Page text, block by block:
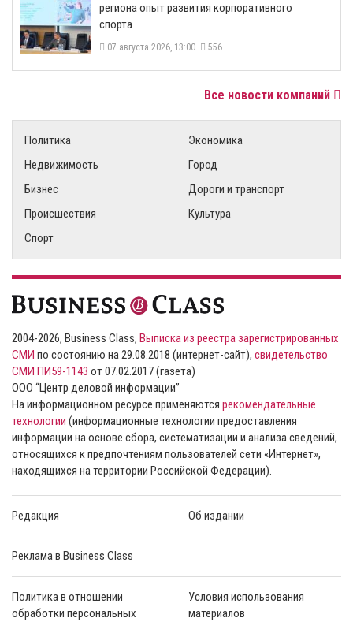
региона опыт развития корпоративного
спорта
07 августа 2026, 13:00 556
Все новости компаний
Политика
Экономика
Недвижимость
Город
Бизнес
Дороги и транспорт
Происшествия
Культура
Спорт
2004-2026, Business Class, Выписка из реестра зарегистрированных
СМИ по состоянию на 29.08.2018 (интернет-сайт), свидетельство
СМИ ПИ59-1143 от 07.02.2017 (газета)
ООО “Центр деловой информации”
На информационном ресурсе применяются рекомендательные
технологии (информационные технологии предоставления
информации на основе сбора, систематизации и анализа сведений,
относящихся к предпочтениям пользователей сети «Интернет»,
находящихся на территории Российской Федерации).
Редакция Об издании
Реклама в Business Class
Политика в отношении
обработки персональных
Условия использования
материалов